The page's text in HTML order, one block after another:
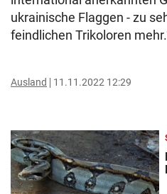
ukrainische Flaggen - zu
feindlichen Trikoloren
Ausland 11.11.2022 12:29